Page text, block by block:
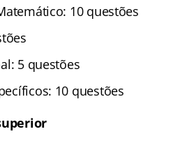
10 questões
5 questões
10 questões